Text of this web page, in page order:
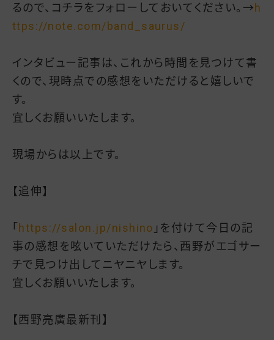
るので、コチラをフォローしておいてください。→h
ttps://note.com/band_saurus/
インタビュー記事は、これから時間を見つけて書
くので、現時点での感想をいただけると嬉しいで
す。
宜しくお願いいたします。
現場からは以上です。
【追伸】
「 https://salon.jp/nishino 」を付けて今日の記
事の感想を呟いていただけたら、西野がエゴサー
チで見つけ出してニヤニヤします。
宜しくお願いいたします。
【西野亮廣最新刊】